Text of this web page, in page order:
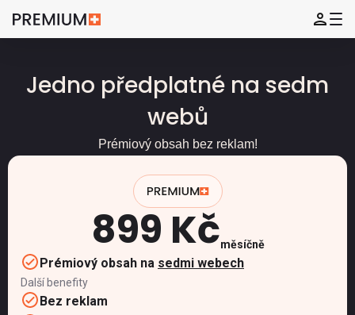
Jedno předplatné na sedm
webů
Prémiový obsah bez reklam!
899 Kčměsíčně
Prémiový obsah na sedmi webech
Další benefity
Bez reklam